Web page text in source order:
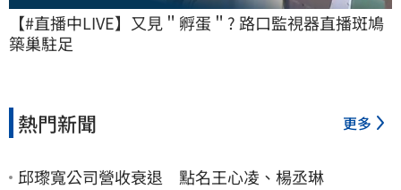
【#直播中LIVE】又見＂孵蛋＂? 路口監視器直播斑鳩
築巢駐足
熱門新聞 更多
邱瓈寬公司營收衰退 點名王心凌、楊丞琳